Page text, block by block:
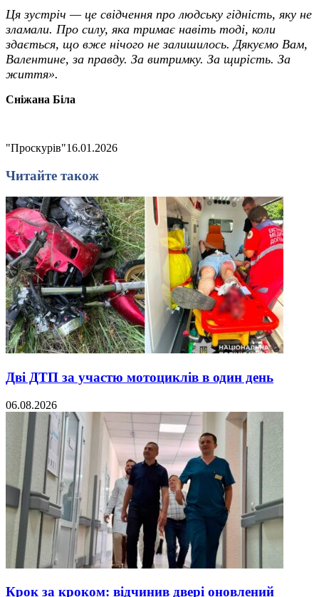
Ця зустріч — це свідчення про людську гідність, яку не
зламали. Про силу, яка тримає навіть тоді, коли
здається, що вже нічого не залишилось. Дякуємо Вам,
Валентине, за правду. За витримку. За щирість. За
життя».
Сніжана Біла
"Проскурів"16.01.2026
Читайте також
Дві ДТП за участю мотоциклів в один день
06.08.2026
Крок за кроком: відчинив двері оновлений